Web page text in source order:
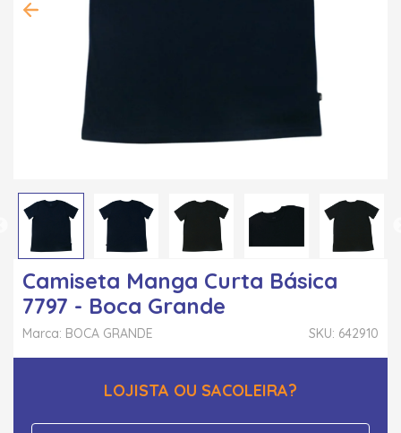
Camiseta Manga Curta Básica
7797 - Boca Grande
SKU: 642910
Marca: BOCA GRANDE
LOJISTA OU SACOLEIRA?